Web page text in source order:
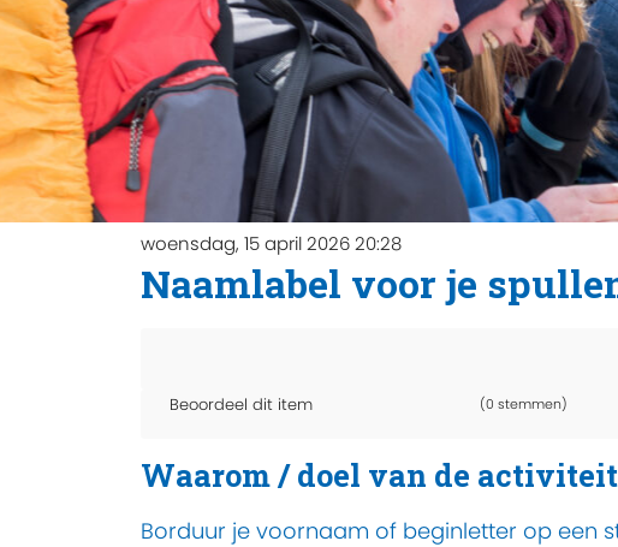
woensdag, 15 april 2026 20:28
Naamlabel voor je
Beoordeel dit item (0 stemmen)
Waarom / doel van de activiteit
Borduur je voornaam of beginletter op een